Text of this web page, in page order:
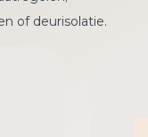
of deurisolatie.